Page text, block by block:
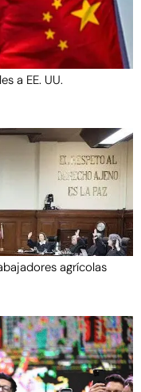
a EE. UU.
agrícolas